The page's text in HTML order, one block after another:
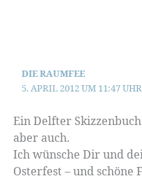
DIE RAUMFEE
5. APRIL 2012 UM 11:47 UHR
Ein Delfter
aber auch.
Ich wünsche Dir und
Osterfest – und schöne